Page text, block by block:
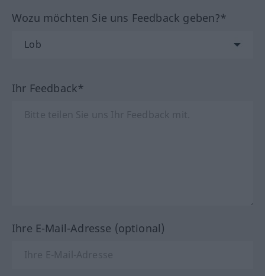
Wozu möchten Sie uns Feedback geben?*
Ihr Feedback*
Ihre E-Mail-Adresse (optional)